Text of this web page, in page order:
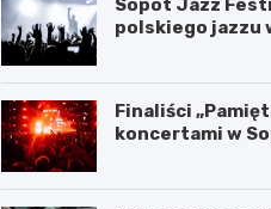
Sopot Jazz
polskiego jazzu
Finaliści
koncertami w